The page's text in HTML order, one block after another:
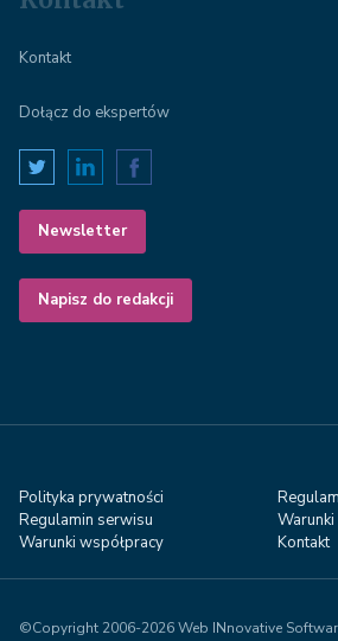
Kontakt
Dołącz do ekspertów
Newsletter
Napisz do redakcji
Polityka prywatności
Regulamin serwisu
Warunki współpracy
Kontakt
©Copyright 2006-2026 Web INnovative